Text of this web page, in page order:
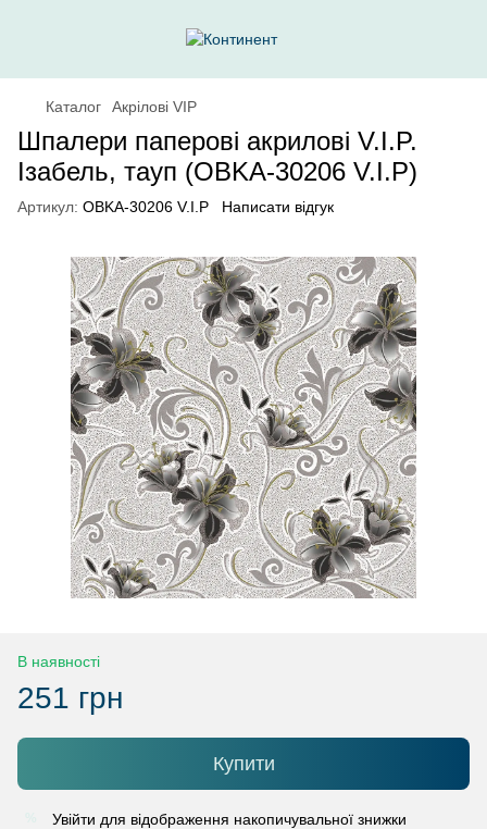
Каталог Акрілові VIP
Шпалери паперові акриловi V.I.P.
Ізабель, тауп (OBKA-30206 V.I.P)
Артикул: OBKA-30206 V.I.P Написати відгук
В наявності
251 грн
Купити
Увійти для відображення накопичувальної знижки